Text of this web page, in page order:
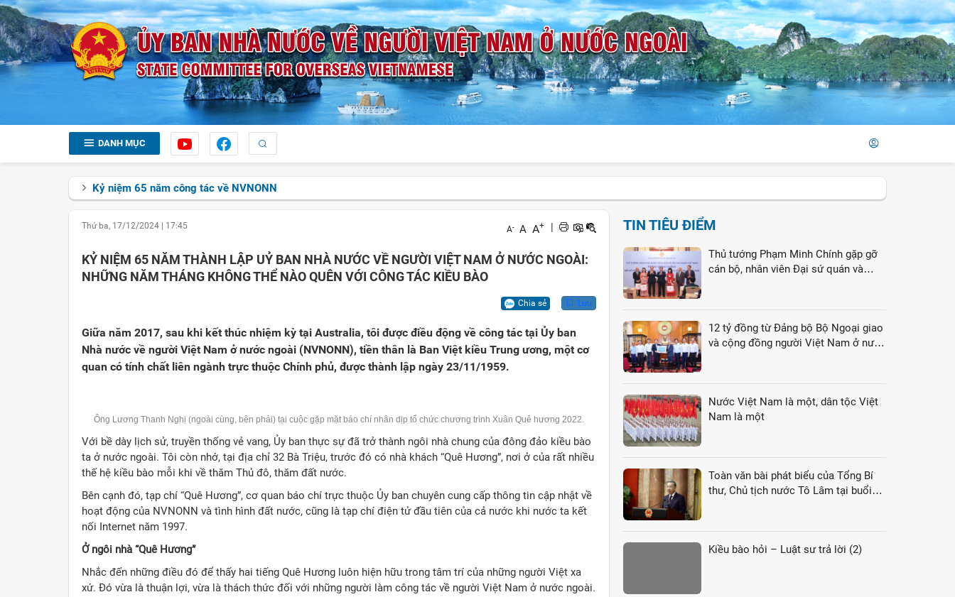
DANH MỤC
Kỷ niệm 65 năm công tác về NVNONN
Thứ ba, 17/12/2024 17:45 A- A A+ |
KỶ NIỆM 65 NĂM THÀNH LẬP UỶ BAN NHÀ NƯỚC VỀ NGƯỜI VIỆT NAM Ở NƯỚC NGOÀI:
NHỮNG NĂM THÁNG KHÔNG THỂ NÀO QUÊN VỚI CÔNG TÁC KIỀU BÀO
Chia sẻ Lưu
Giữa năm 2017, sau khi kết thúc nhiệm kỳ tại Australia, tôi được điều động về công tác tại Ủy ban
Nhà nước về người Việt Nam ở nước ngoài (NVNONN), tiền thân là Ban Việt kiều Trung ương, một cơ
quan có tính chất liên ngành trực thuộc Chính phủ, được thành lập ngày 23/11/1959.
Ông Lương Thanh Nghị (ngoài cùng, bên phải) tại cuộc gặp mặt báo chí nhân dịp tổ chức chương trình Xuân Quê hương 2022.
Với bề dày lịch sử, truyền thống vẻ vang, Ủy ban thực sự đã trở thành ngôi nhà chung của đông đảo kiều bào
ta ở nước ngoài. Tôi còn nhớ, tại địa chỉ 32 Bà Triệu, trước đó có nhà khách “Quê Hương”, nơi ở của rất nhiều
thế hệ kiều bào mỗi khi về thăm Thủ đô, thăm đất nước.
Bên cạnh đó, tạp chí “Quê Hương”, cơ quan báo chí trực thuộc Ủy ban chuyên cung cấp thông tin cập nhật về
hoạt động của NVNONN và tình hình đất nước, cũng là tạp chí điện tử đầu tiên của cả nước khi nước ta kết
nối Internet năm 1997.
Ở ngôi nhà “Quê Hương”
Nhắc đến những điều đó để thấy hai tiếng Quê Hương luôn hiện hữu trong tâm trí của những người Việt xa
xứ. Đó vừa là thuận lợi, vừa là thách thức đối với những người làm công tác về người Việt Nam ở nước ngoài.
TIN TIÊU ĐIỂM
Thủ tướng Phạm Minh Chính gặp gỡ
cán bộ, nhân viên Đại sứ quán và
12 tỷ đồng từ Đảng bộ Bộ Ngoại giao
và cộng đồng người Việt Nam ở nước
Nước Việt Nam là một, dân tộc Việt
Nam là một
Toàn văn bài phát biểu của Tổng Bí
thư, Chủ tịch nước Tô Lâm tại buổi
Kiều bào hỏi – Luật sư trả lời (2)